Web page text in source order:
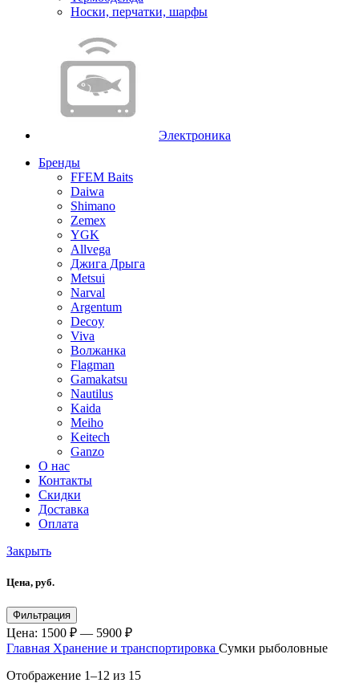
Носки, перчатки, шарфы
Электроника
Бренды
FFEM Baits
Daiwa
Shimano
Zemex
YGK
Allvega
Джига Дрыга
Metsui
Narval
Argentum
Decoy
Viva
Волжанка
Flagman
Gamakatsu
Nautilus
Kaida
Meiho
Keitech
Ganzo
О нас
Контакты
Скидки
Доставка
Оплата
Закрыть
Цена, руб.
Фильтрация
Цена: 1500 ₽ — 5900 ₽
Главная Хранение и транспортировка Сумки рыболовные
Отображение 1–12 из 15